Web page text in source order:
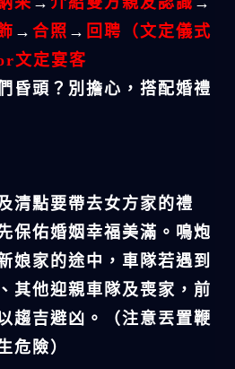
→合照 → 回聘（文定儀式
文定宴客
昏頭？別擔心，搭配婚禮
清點要帶去女方家的禮
保佑婚姻幸福美滿。鳴炮
娘家的途中，車隊若遇到
其他迎親車隊及喪家，前
趨吉避凶。（注意丟置鞭
危險）